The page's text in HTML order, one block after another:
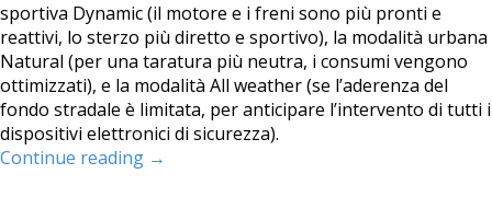
sportiva Dynamic (il motore e i freni sono più pronti e
reattivi, lo sterzo più diretto e sportivo), la modalità urbana
Natural (per una taratura più neutra, i consumi vengono
ottimizzati), e la modalità All weather (se l’aderenza del
fondo stradale è limitata, per anticipare l’intervento di tutti i
dispositivi elettronici di sicurezza).
Continue reading →